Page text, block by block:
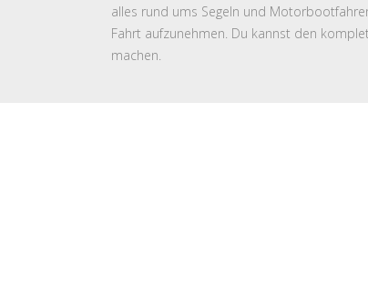
alles rund ums Segeln und
Fahrt aufzunehmen. Du kannst den
machen.